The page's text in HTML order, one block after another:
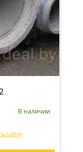
В наличии
цену